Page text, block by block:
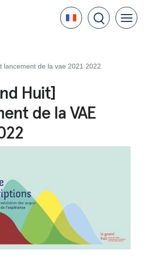
Language
lancement de la vae 2021 2022
Huit]
de la VAE